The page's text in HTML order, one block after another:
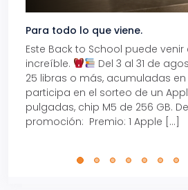
Para todo lo que viene.
Este Back to School puede
increíble.
Del 3 al 31 de
25 libras o más, acumuladas en
participa en el sorteo de un
pulgadas, chip M5 de 256 GB.
promoción: Premio: 1 Apple […]